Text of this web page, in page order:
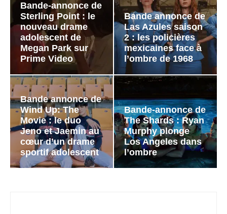
Bande-annonce de
Sterling Point : le
nouveau drame
adolescent de
Megan Park sur
Prime Video
Bande annonce de
Las Azules saison
2 : les policières
mexicaines face à
l’ombre de 1968
Bande annonce de
Wind Up: The
Movie : le duo
Jeno et Jaemin au
cœur d’un drame
sportif adolescent
Bande-annonce de
The Shards : Ryan
Murphy plonge
Los Angeles dans
l’ombre